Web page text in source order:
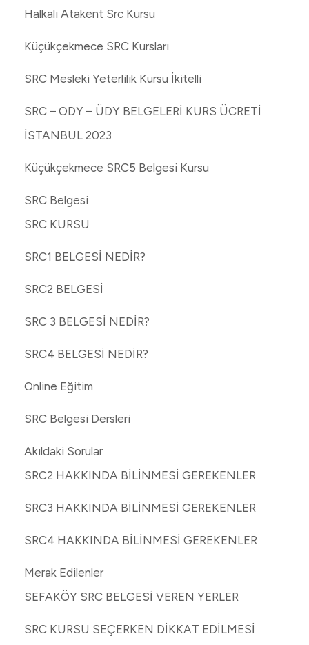
Halkalı Atakent Src Kursu
Küçükçekmece SRC Kursları
SRC Mesleki Yeterlilik Kursu İkitelli
SRC – ODY – ÜDY BELGELERİ KURS ÜCRETİ
İSTANBUL 2023
Küçükçekmece SRC5 Belgesi Kursu
SRC Belgesi
SRC KURSU
SRC1 BELGESİ NEDİR?
SRC2 BELGESİ
SRC 3 BELGESİ NEDİR?
SRC4 BELGESİ NEDİR?
Online Eğitim
SRC Belgesi Dersleri
Akıldaki Sorular
SRC2 HAKKINDA BİLİNMESİ GEREKENLER
SRC3 HAKKINDA BİLİNMESİ GEREKENLER
SRC4 HAKKINDA BİLİNMESİ GEREKENLER
Merak Edilenler
SEFAKÖY SRC BELGESİ VEREN YERLER
SRC KURSU SEÇERKEN DİKKAT EDİLMESİ